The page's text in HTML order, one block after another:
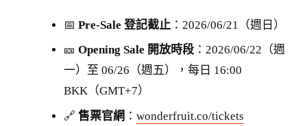
📅 Pre-Sale 登記截止 ：2026/06/21（週日）
🎫 Opening Sale 開放時段：2026/06/22（週
一）至 06/26（週五），每日 16:00
BKK（GMT+7）
🔗 售票官網 ： wonderfruit.co/tickets